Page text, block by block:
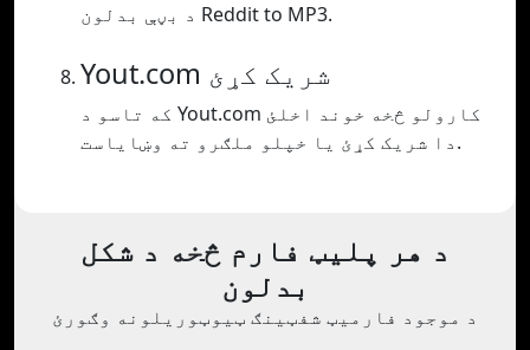
د بڼې بدلون Reddit to MP3.
Yout.com شریک کړئ
که تاسو د Yout.com کارولو څخه خوند اخلئ
دا شریک کړئ یا خپلو ملګرو ته وښایاست.
د هر پلیټ فارم څخه د شکل
بدلون
د موجود فارمیټ شفټینګ ټیوټوریلونه وګورئ